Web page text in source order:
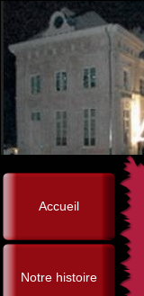
Accueil
Notre histoire